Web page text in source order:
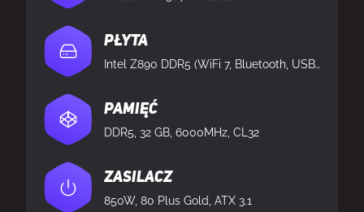
Płyta
Intel Z890 DDR5 (WiFi 7, Bluetooth, USB 4)
Pamięć
DDR5, 32 GB, 6000MHz, CL32
Zasilacz
850W, 80 Plus Gold, ATX 3.1